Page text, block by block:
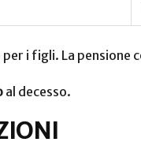
i figli. La pensione
al decesso.